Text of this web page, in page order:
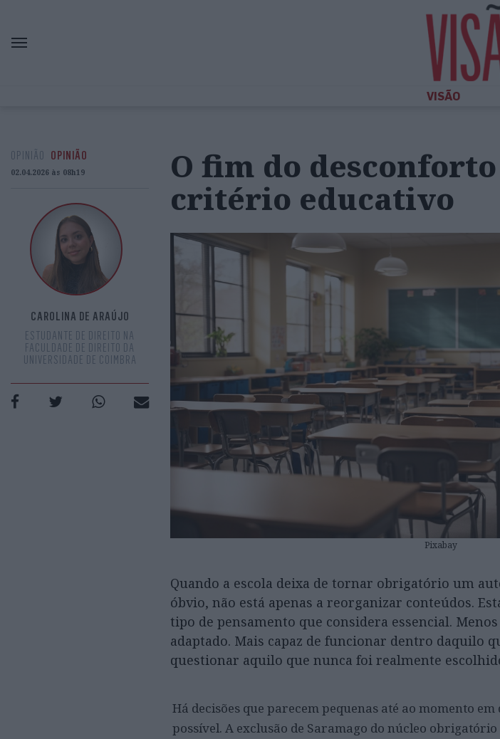
VISÃO
OPINIÃO OPINIÃO
02.04.2026 às 08h19
CAROLINA DE ARAÚJO
ESTUDANTE DE DIREITO NA
FACULDADE DE DIREITO DA
UNIVERSIDADE DE COIMBRA
O fim do
critério educativo
Pixabay
Quando a escola deixa de tornar obrigatório um
óbvio, não está apenas a reorganizar conteúdos.
tipo de pensamento que considera essencial.
adaptado. Mais capaz de funcionar dentro daquilo
questionar aquilo que nunca foi realmente
Há decisões que parecem pequenas até ao momento
possível. A exclusão de Saramago do núcleo